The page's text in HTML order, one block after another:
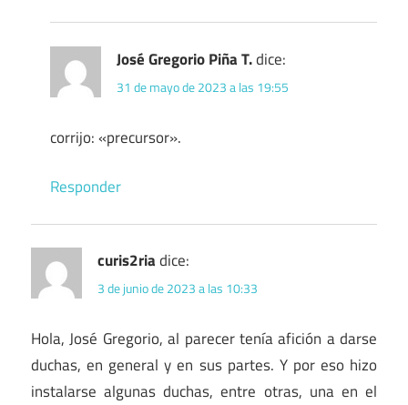
José Gregorio Piña T.dice:
31 de mayo de 2023 a las 19:55
corrijo: «precursor».
Responder
curis2riadice:
3 de junio de 2023 a las 10:33
Hola, José Gregorio, al parecer tenía afición a darse
duchas, en general y en sus partes. Y por eso hizo
instalarse algunas duchas, entre otras, una en el